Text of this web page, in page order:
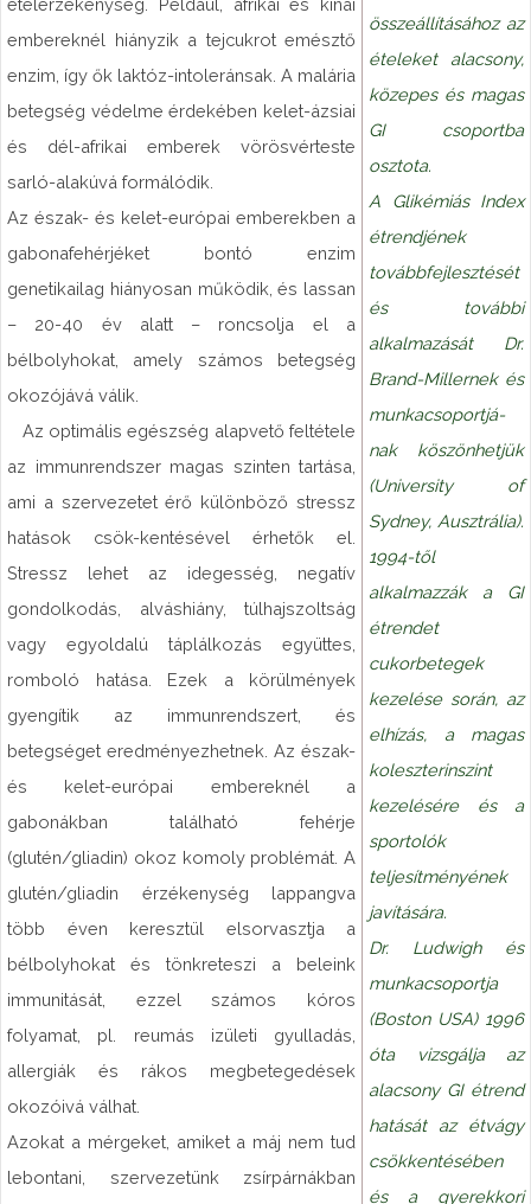
ételérzékenység. Például, afrikai és kínai
embereknél hiányzik a tejcukrot emésztő
enzim, így ők laktóz-intoleránsak. A malária
betegség védelme érdekében kelet-ázsiai
és dél-afrikai emberek vörösvérteste
sarló-alakúvá formálódik.
Az észak- és kelet-európai emberekben a
gabonafehérjéket bontó enzim
genetikailag hiányosan működik, és lassan
– 20-40 év alatt – roncsolja el a
bélbolyhokat, amely számos betegség
okozójává válik.
Az optimális egészség alapvető feltétele
az immunrendszer magas szinten tartása,
ami a szervezetet érő különböző stressz
hatások csök-kentésével érhetők el.
Stressz lehet az idegesség, negatív
gondolkodás, alváshiány, túlhajszoltság
vagy egyoldalú táplálkozás együttes,
romboló hatása. Ezek a körülmények
gyengítik az immunrendszert, és
betegséget eredményezhetnek. Az észak-
és kelet-európai embereknél a
gabonákban található fehérje
(glutén/gliadin) okoz komoly problémát. A
glutén/gliadin érzékenység lappangva
több éven keresztül elsorvasztja a
bélbolyhokat és tönkreteszi a beleink
immunitását, ezzel számos kóros
folyamat, pl. reumás izületi gyulladás,
allergiák és rákos megbetegedések
okozóivá válhat.
Azokat a mérgeket, amiket a máj nem tud
lebontani, szervezetünk zsírpárnákban
összeállításához az
ételeket alacsony,
közepes és magas
GI csoportba
osztota.
A Glikémiás Index
étrendjének
továbbfejlesztését
és további
alkalmazását Dr.
Brand-Millernek és
munkacsoportjá-
nak köszönhetjük
(University of
Sydney, Ausztrália).
1994-től
alkalmazzák a GI
étrendet
cukorbetegek
kezelése során, az
elhízás, a magas
koleszterinszint
kezelésére és a
sportolók
teljesítményének
javítására.
Dr. Ludwigh és
munkacsoportja
(Boston USA) 1996
óta vizsgálja az
alacsony GI étrend
hatását az étvágy
csökkentésében
és a gyerekkori